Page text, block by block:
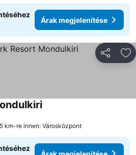
Árak megjelenítése
km-re innen: Városközpont